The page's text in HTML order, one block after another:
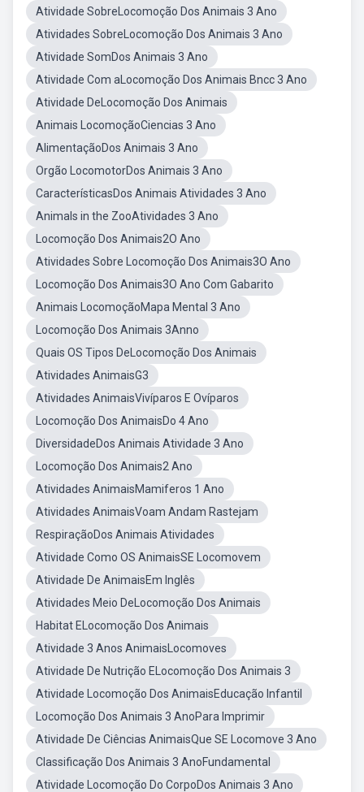
Atividade SobreLocomoção Dos Animais 3 Ano
Atividades SobreLocomoção Dos Animais 3 Ano
Atividade SomDos Animais 3 Ano
Atividade Com aLocomoção Dos Animais Bncc 3 Ano
Atividade DeLocomoção Dos Animais
Animais LocomoçãoCiencias 3 Ano
AlimentaçãoDos Animais 3 Ano
Orgão LocomotorDos Animais 3 Ano
CaracterísticasDos Animais Atividades 3 Ano
Animals in the ZooAtividades 3 Ano
Locomoção Dos Animais2O Ano
Atividades Sobre Locomoção Dos Animais3O Ano
Locomoção Dos Animais3O Ano Com Gabarito
Animais LocomoçãoMapa Mental 3 Ano
Locomoção Dos Animais 3Anno
Quais OS Tipos DeLocomoção Dos Animais
Atividades AnimaisG3
Atividades AnimaisVivíparos E Ovíparos
Locomoção Dos AnimaisDo 4 Ano
DiversidadeDos Animais Atividade 3 Ano
Locomoção Dos Animais2 Ano
Atividades AnimaisMamiferos 1 Ano
Atividades AnimaisVoam Andam Rastejam
RespiraçãoDos Animais Atividades
Atividade Como OS AnimaisSE Locomovem
Atividade De AnimaisEm Inglês
Atividades Meio DeLocomoção Dos Animais
Habitat ELocomoção Dos Animais
Atividade 3 Anos AnimaisLocomoves
Atividade De Nutrição ELocomoção Dos Animais 3
Atividade Locomoção Dos AnimaisEducação Infantil
Locomoção Dos Animais 3 AnoPara Imprimir
Atividade De Ciências AnimaisQue SE Locomove 3 Ano
Classificação Dos Animais 3 AnoFundamental
Atividade Locomoção Do CorpoDos Animais 3 Ano